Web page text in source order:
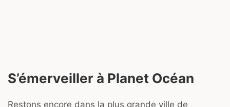
S’émerveiller à Planet Océan
Restons encore dans la plus grande ville de